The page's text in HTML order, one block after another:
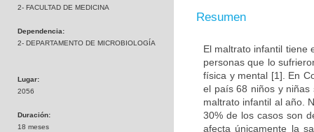
2- FACULTAD DE MEDICINA
Dependencia:
2- DEPARTAMENTO DE MICROBIOLOGÍA
Lugar:
2056
Duración:
18 meses
Resumen
El maltrato infantil tiene
personas que lo
física y mental [1]. En
el país 68 niños y
maltrato infantil al año.
30% de los casos son
afecta únicamente la